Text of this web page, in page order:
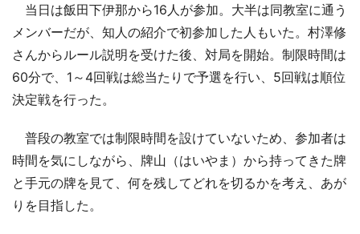
当日は飯田下伊那から16人が参加。大半は同教室に通う
メンバーだが、知人の紹介で初参加した人もいた。村澤修
さんからルール説明を受けた後、対局を開始。制限時間は
60分で、1～4回戦は総当たりで予選を行い、5回戦は順位
決定戦を行った。
普段の教室では制限時間を設けていないため、参加者は
時間を気にしながら、牌山（はいやま）から持ってきた牌
と手元の牌を見て、何を残してどれを切るかを考え、あが
りを目指した。